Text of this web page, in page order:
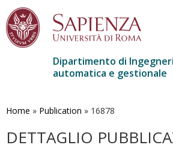
contenuto
Dipartimento di
automatica e gestionale
Home » Publication » 16878
DETTAGLIO